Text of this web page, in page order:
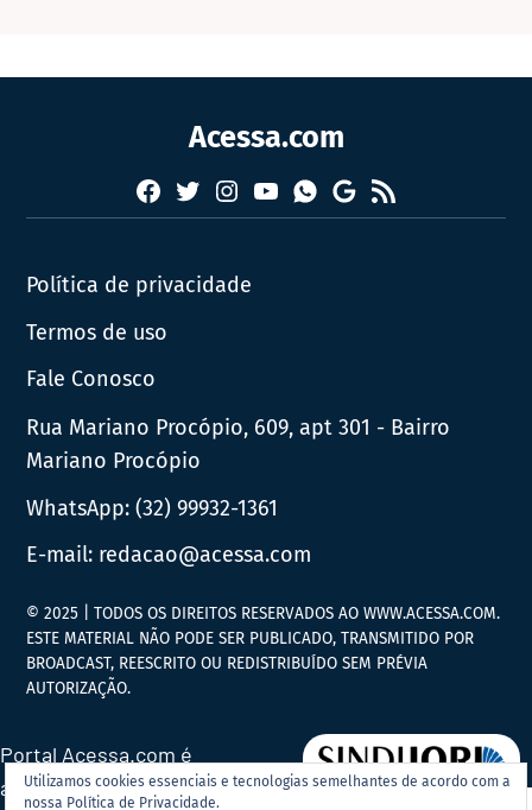
Acessa.com
Facebook
TwitterInstagram
YouTubeWhatsapp
Google
News
RSS
Política de privacidade
Termos de uso
Fale Conosco
Rua Mariano Procópio, 609, apt 301 - Bairro
Mariano Procópio
WhatsApp:(32) 99932-1361
E-mail: redacao@acessa.com
Utilizamos cookies essenciais e tecnologias semelhantes de acordo com a
nossa Política de Privacidade.
© 2025 | TODOS OS DIREITOS RESERVADOS AO WWW.ACESSA.COM.
ESTE MATERIAL NÃO PODE SER PUBLICADO, TRANSMITIDO POR
BROADCAST, REESCRITO OU REDISTRIBUÍDO SEM PRÉVIA
AUTORIZAÇÃO.
Portal Acessa.com é
associado ao